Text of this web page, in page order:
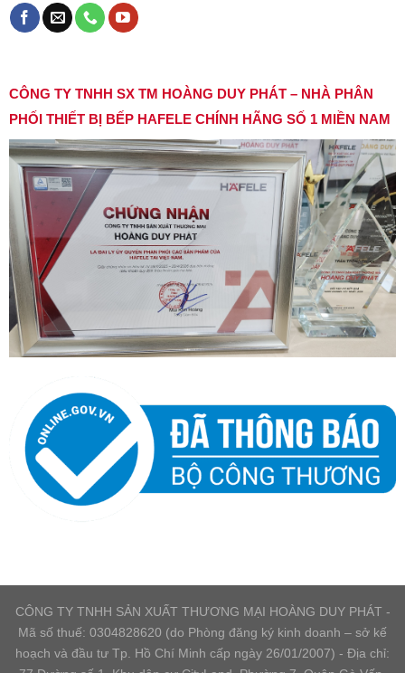
CÔNG TY TNHH SX TM HOÀNG DUY PHÁT – NHÀ PHÂN
PHỐI THIẾT BỊ BẾP HAFELE CHÍNH HÃNG SỐ 1 MIỀN NAM
CÔNG TY TNHH SẢN XUẤT THƯƠNG MẠI HOÀNG DUY PHÁT -
Mã số thuế: 0304828620 (do Phòng đăng ký kinh doanh – sở kế
hoạch và đầu tư Tp. Hồ Chí Minh cấp ngày 26/01/2007) - Địa chỉ: